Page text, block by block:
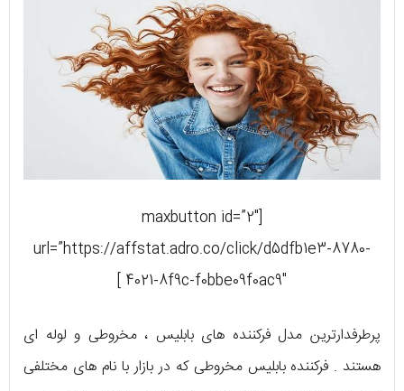
[maxbutton id=”2″
url=”https://affstat.adro.co/click/d5dfb1e3-8780-
4021-8f9c-f0bbe09f0ac9″ ]
پرطرفدارترین مدل فرکننده های بابلیس ، مخروطی و لوله ای
هستند . فرکننده بابلیس مخروطی که در بازار با نام های مختلفی